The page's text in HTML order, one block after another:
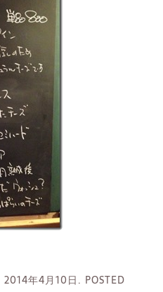
2014年4月10日. POSTED